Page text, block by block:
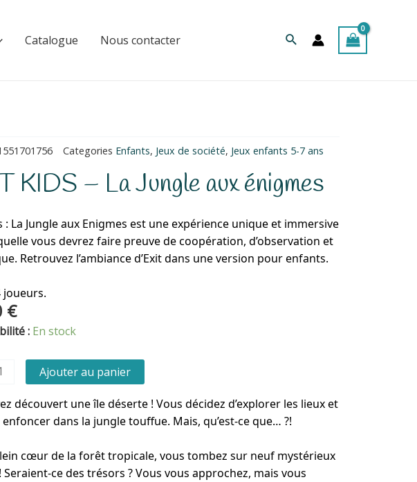
Catalogue Nous contacter Rechercher
Categories Enfants, Jeux de société, Jeux enfants 5-7 ans
KIDS – La Jungle aux énigmes
: La Jungle aux Enigmes est une expérience unique et immersive
vous devrez faire preuve de coopération, d’observation et
Retrouvez l’ambiance d’Exit dans une version pour enfants.
joueurs.
€
: En stock
Ajouter au panier
découvert une île déserte ! Vous décidez d’explorer les lieux et
dans la jungle touffue. Mais, qu’est-ce que… ?!
cœur de la forêt tropicale, vous tombez sur neuf mystérieux
Seraient-ce des trésors ? Vous vous approchez, mais vous